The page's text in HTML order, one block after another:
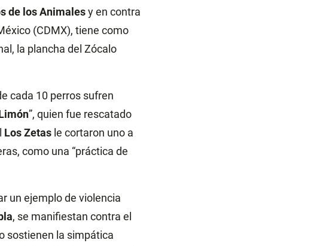
de los Animalesy en contra
(CDMX), tiene como
la plancha del Zócalo
cada 10 perros sufren
”, quien fue rescatado
Los Zetas le cortaron uno a
como una “práctica de
un ejemplo de violencia
, se manifiestan contra el
sostienen la simpática